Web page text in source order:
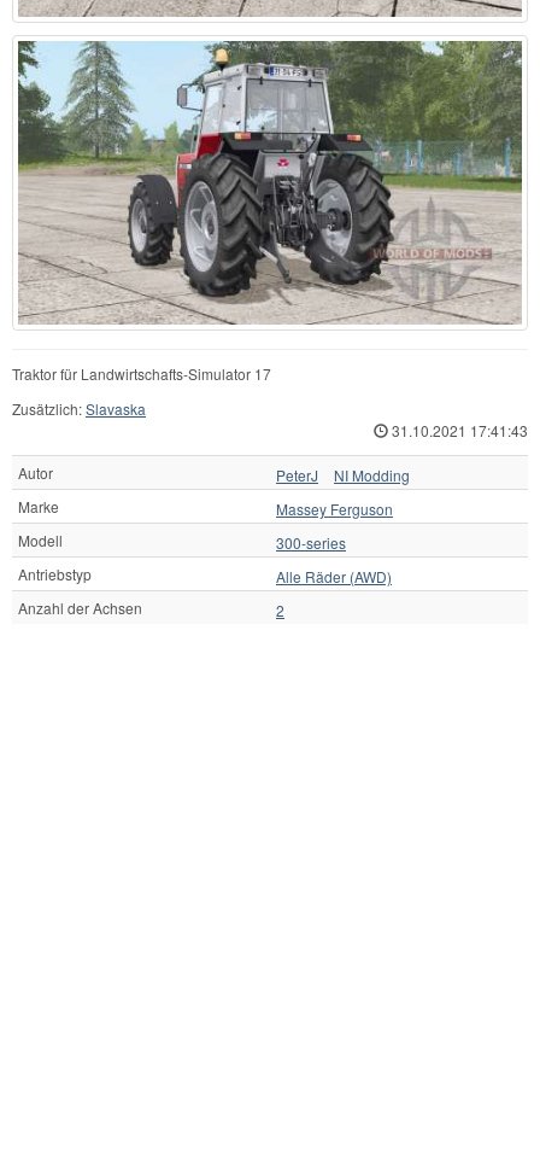
Traktor für Landwirtschafts-Simulator 17
Zusätzlich:Slavaska
31.10.2021 17:41:43
Autor PeterJ
NI Modding
Marke
Massey Ferguson
Modell
300-series
Antriebstyp
Alle Räder (AWD)
Anzahl der Achsen
2